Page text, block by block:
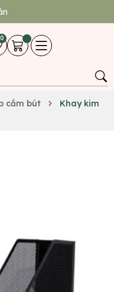
0
cắm bút
Khay kim